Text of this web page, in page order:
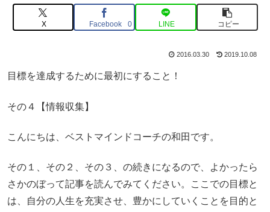
X Facebook 0 LINE コピー
2016.03.30 2019.10.08
目標を達成するために最初にすること！
その４【情報収集】
こんにちは、ベストマインドコーチの和田です。
その１、その２、その３、の続きになるので、よかったら
さかのぼって記事を読んでみてください。ここでの目標と
は、自分の人生を充実させ、豊かにしていくことを目的と